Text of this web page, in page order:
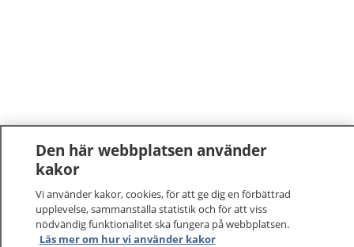
Den här webbplatsen använder
kakor
Vi använder kakor, cookies, för att ge dig en förbättrad
upplevelse, sammanställa statistik och för att viss
nödvändig funktionalitet ska fungera på webbplatsen.
Läs mer om hur vi använder kakor